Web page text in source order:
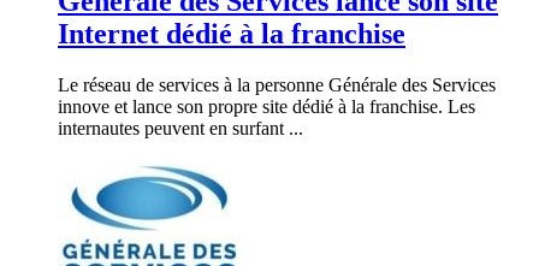
Internet dédié à la franchise
Le réseau de services à la personne Générale des Services
innove et lance son propre site dédié à la franchise. Les
internautes peuvent en surfant ...